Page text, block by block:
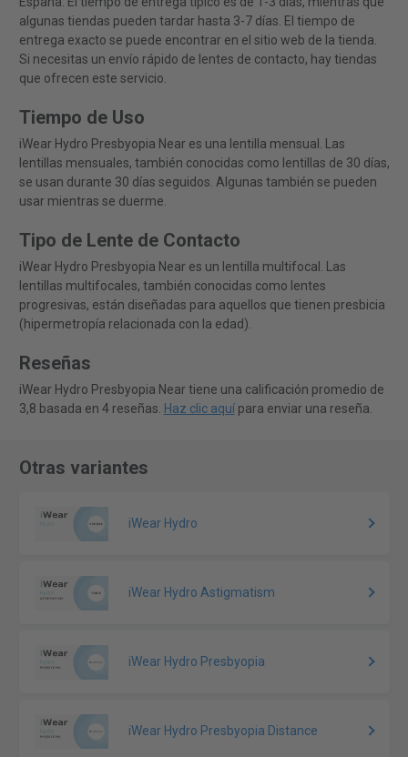
algunas tiendas pueden tardar hasta 3-7 días. El tiempo de
entrega exacto se puede encontrar en el sitio web de la tienda.
Si necesitas un envío rápido de lentes de contacto, hay tiendas
que ofrecen este servicio.
Tiempo de Uso
iWear Hydro Presbyopia Near es una lentilla mensual. Las
lentillas mensuales, también conocidas como lentillas de 30 días,
se usan durante 30 días seguidos. Algunas también se pueden
usar mientras se duerme.
Tipo de Lente de Contacto
iWear Hydro Presbyopia Near es un lentilla multifocal. Las
lentillas multifocales, también conocidas como lentes
progresivas, están diseñadas para aquellos que tienen presbicia
(hipermetropía relacionada con la edad).
Reseñas
iWear Hydro Presbyopia Near tiene una calificación promedio de
3,8 basada en 4 reseñas. Haz clic aquípara enviar una reseña.
Otras variantes
iWear Hydro
iWear Hydro Astigmatism
iWear Hydro Presbyopia
iWear Hydro Presbyopia Distance